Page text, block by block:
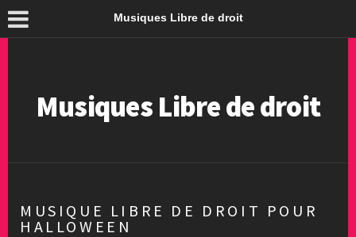
Musiques Libre de droit
Musiques Libre de droit
MUSIQUE LIBRE DE DROIT POUR
HALLOWEEN